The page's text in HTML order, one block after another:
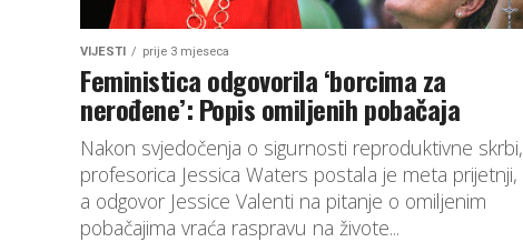
VIJESTI prije 3 mjeseca
Feministica odgovorila ‘borcima za
nerođene’: Popis omiljenih pobačaja
Nakon svjedočenja o sigurnosti reproduktivne skrbi,
profesorica Jessica Waters postala je meta prijetnji,
a odgovor Jessice Valenti na pitanje o omiljenim
pobačajima vraća raspravu na živote...